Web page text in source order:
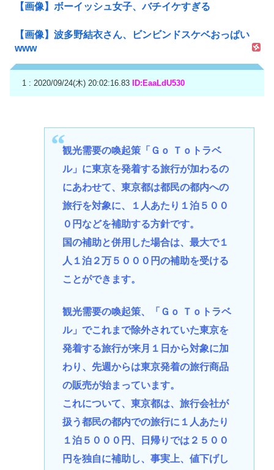
【画像】ボーイッシュ女子、バチイケすぎる
【画像】波多野結衣さん、ビンビンドスケベおっぱい
www
1 : 2020/09/24(木) 20:02:16.83 ID:EaaLdU530
観光需要の喚起策「Ｇｏ Ｔｏトラベ
ル」に東京を発着する旅行が加わるの
にあわせて、東京都は都民の都内への
旅行を対象に、１人あたり１泊５００
０円などを補助する方針です。
国の補助と併用した場合は、最大で１
人１泊２万５０００円の補助を受ける
ことができます。
観光需要の喚起策、「Ｇｏ Ｔｏトラベ
ル」でこれまで除外されていた東京を
発着する旅行が来月１日から対象に加
わり、先週からは東京発着の旅行商品
の販売が始まっています。
これについて、東京都は、旅行会社が
扱う都民の都内での旅行に１人あたり
１泊５０００円、日帰りでは２５００
円を独自に補助し、事実上、値下げし